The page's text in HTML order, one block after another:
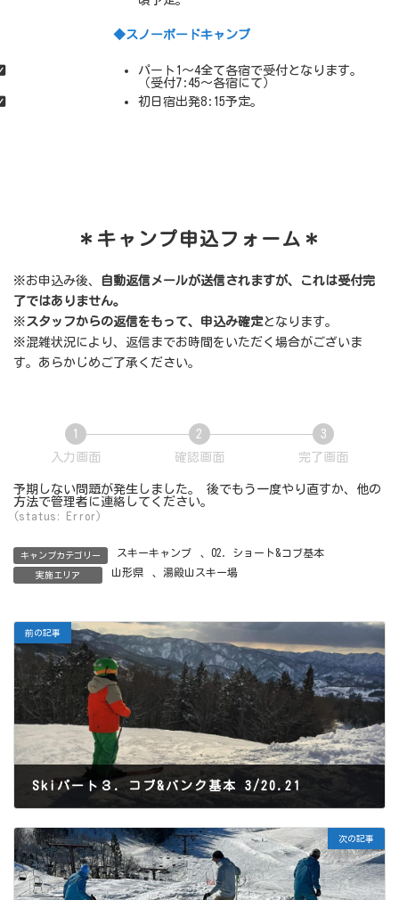
◆スノーボードキャンプ
パート1～4全て各宿で受付となります。
（受付7:45～各宿にて）
初日宿出発8:15予定。
＊キャンプ申込フォーム＊
※お申込み後、 自動返信メールが送信されますが、これは受付完
了ではありません。
※ スタッフからの返信をもって、申込み確定となります。
※混雑状況により、返信までお時間をいただく場合がございま
す。あらかじめご了承ください。
1
入力画面現
表
示
さ
れ
る
画
面
2
確認画面現
表
示
る
画
面
3
完了画面現
表
示
予期しない問題が発生しました。 後でもう一度やり直すか、他の
方法で管理者に連絡してください。
(status: Error)
キャンプカテゴリー スキーキャンプ 02．ショート&コブ基本
実施エリア 山形県 湯殿山スキー場
前の記事
Skiパート３．コブ&バンク基本 3/20.21
次の記事